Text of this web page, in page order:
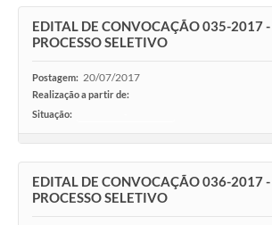
EDITAL DE CONVOCAÇÃO 035-2017 -
PROCESSO SELETIVO
Postagem: 20/07/2017
Realização a partir de:
Situação:
EDITAL DE CONVOCAÇÃO 036-2017 -
PROCESSO SELETIVO